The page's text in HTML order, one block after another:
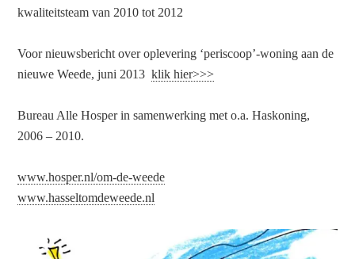
kwaliteitsteam van 2010 tot 2012
Voor nieuwsbericht over oplevering ‘periscoop’-woning aan de
nieuwe Weede, juni 2013klik hier>>>
Bureau Alle Hosper in samenwerking met o.a. Haskoning,
2006 – 2010.
www.hosper.nl/om-de-weede
www.hasseltomdeweede.nl